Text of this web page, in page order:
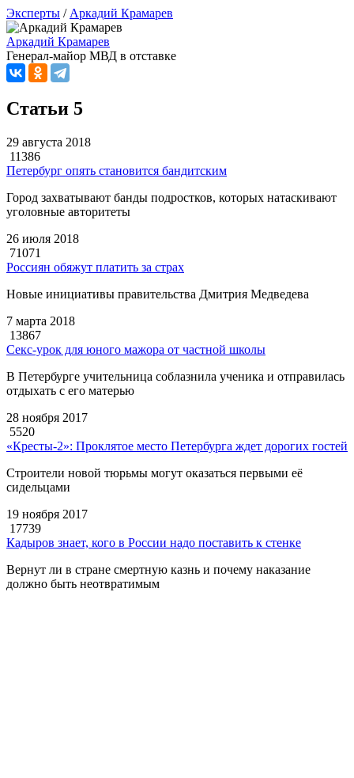
Эксперты / Аркадий Крамарев
Аркадий Крамарев
Генерал-майор МВД в отставке
Статьи 5
29 августа 2018
11386
Петербург опять становится бандитским
Город захватывают банды подростков, которых натаскивают
уголовные авторитеты
26 июля 2018
71071
Россиян обяжут платить за страх
Новые инициативы правительства Дмитрия Медведева
7 марта 2018
13867
Секс-урок для юного мажора от частной школы
В Петербурге учительница соблазнила ученика и отправилась
отдыхать с его матерью
28 ноября 2017
5520
«Кресты-2»: Проклятое место Петербурга ждет дорогих гостей
Строители новой тюрьмы могут оказаться первыми её
сидельцами
19 ноября 2017
17739
Кадыров знает, кого в России надо поставить к стенке
Вернут ли в стране смертную казнь и почему наказание
должно быть неотвратимым